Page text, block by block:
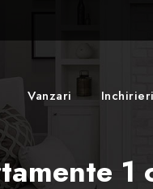
Vanzari Inchirieri
1